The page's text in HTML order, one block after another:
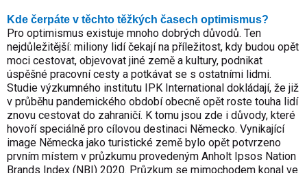
Kde čerpáte v těchto těžkých časech optimismus?
Pro optimismus existuje mnoho dobrých důvodů. Ten
nejdůležitější: miliony lidí čekají na příležitost, kdy budou opět
moci cestovat, objevovat jiné země a kultury, podnikat
úspěšné pracovní cesty a potkávat se s ostatními lidmi.
Studie výzkumného institutu IPK International dokládají, že již
v průběhu pandemického období obecně opět roste touha lidí
znovu cestovat do zahraničí. K tomu jsou zde i důvody, které
hovoří speciálně pro cílovou destinaci Německo. Vynikající
image Německa jako turistické země bylo opět potvrzeno
prvním místem v průzkumu provedeným Anholt Ipsos Nation
Brands Index (NBI) 2020. Průzkum se mimochodem konal ve